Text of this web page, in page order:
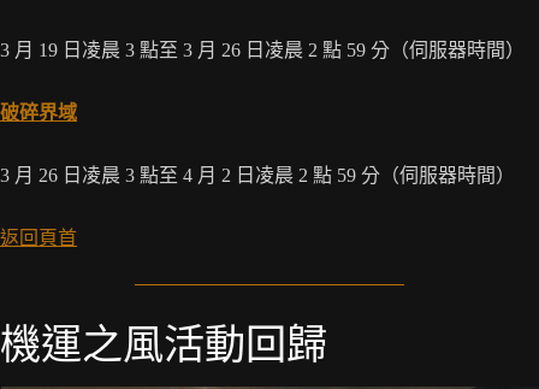
3 月 19 日凌晨 3 點至 3 月 26 日凌晨 2 點 59 分（伺服器時間）
破碎界域
3 月 26 日凌晨 3 點至 4 月 2 日凌晨 2 點 59 分（伺服器時間）
返回頁首
機運之風活動回歸